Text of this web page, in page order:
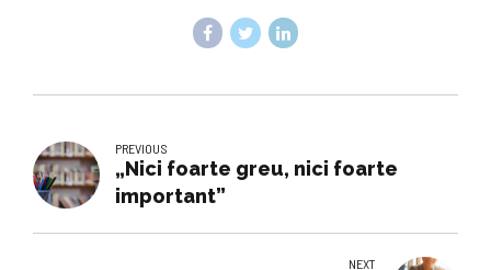
PREVIOUS
„Nici foarte greu, nici foarte
important”
NEXT